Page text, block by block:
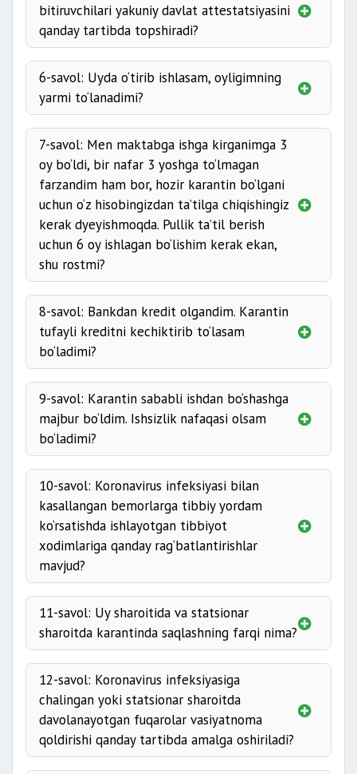
bitiruvchilari yakuniy davlat attestatsiyasini
qanday tartibda topshiradi?
6-savol: Uyda o‘tirib ishlasam, oyligimning
yarmi to‘lanadimi?
7-savol: Men maktabga ishga kirganimga 3
oy bo‘ldi, bir nafar 3 yoshga to‘lmagan
farzandim ham bor, hozir karantin bo‘lgani
uchun o‘z hisobingizdan ta’tilga chiqishingiz
kerak dyeyishmoqda. Pullik ta’til berish
uchun 6 oy ishlagan bo‘lishim kerak ekan,
shu rostmi?
8-savol: Bankdan kredit olgandim. Karantin
tufayli kreditni kechiktirib to‘lasam
bo‘ladimi?
9-savol: Karantin sababli ishdan bo‘shashga
majbur bo‘ldim. Ishsizlik nafaqasi olsam
bo‘ladimi?
10-savol: Koronavirus infeksiyasi bilan
kasallangan bemorlarga tibbiy yordam
ko‘rsatishda ishlayotgan tibbiyot
xodimlariga qanday rag‘batlantirishlar
mavjud?
11-savol: Uy sharoitida va statsionar
sharoitda karantinda saqlashning farqi nima?
12-savol: Koronavirus infeksiyasiga
chalingan yoki statsionar sharoitda
davolanayotgan fuqarolar vasiyatnoma
qoldirishi qanday tartibda amalga oshiriladi?